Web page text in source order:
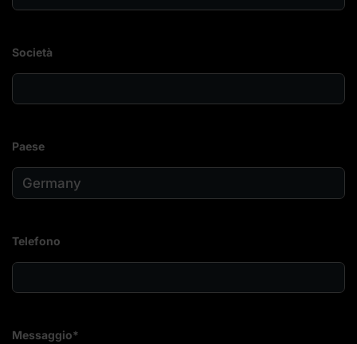
Società
Paese
Telefono
Messaggio*